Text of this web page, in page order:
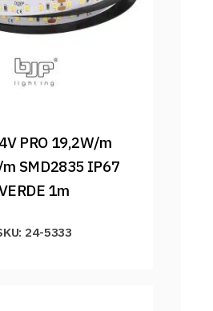
PRO 19,2W/m
SMD2835 IP67
1m
24-5333